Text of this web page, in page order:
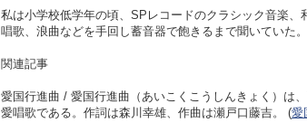
私は小学校低学年の頃、SPレコードのクラシック音楽、
唱歌、浪曲などを手回し蓄音器で飽きるまで聞いていた。
関連記事
愛国行進曲 / 愛国行進曲（あいこくこうしんきょく）は
愛唱歌である。作詞は森川幸雄、作曲は瀬戸口藤吉。 (愛